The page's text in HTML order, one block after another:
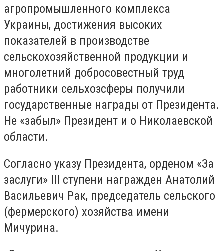
агропромышленного комплекса
Украины, достижения высоких
показателей в производстве
сельскохозяйственной продукции и
многолетний добросовестный труд
работники сельхозсферы получили
государственные награды от Президента.
Не «забыл» Президент и о Николаевской
области.
Согласно указу Президента, орденом «За
заслуги» III ступени награжден Анатолий
Васильевич Рак, председатель сельского
(фермерского) хозяйства имени
Мичурина.